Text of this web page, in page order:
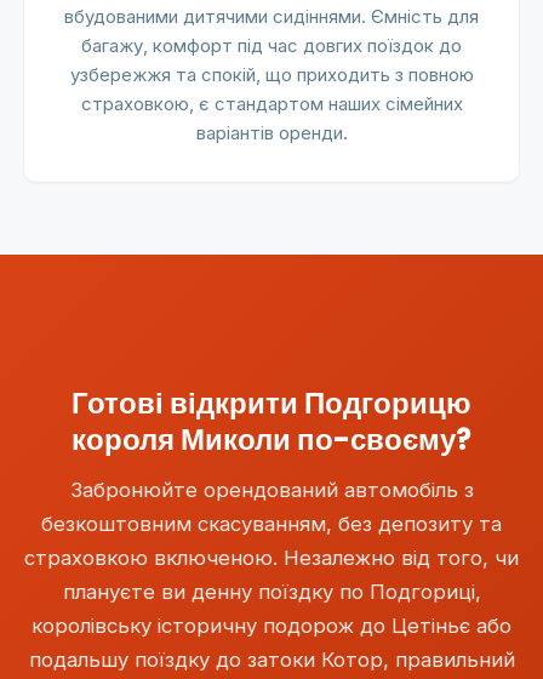
вбудованими дитячими сидіннями. Ємність для
багажу, комфорт під час довгих поїздок до
узбережжя та спокій, що приходить з повною
страховкою, є стандартом наших сімейних
варіантів оренди.
Готові відкрити Подгорицю
короля Миколи по-своєму?
Забронюйте орендований автомобіль з
безкоштовним скасуванням, без депозиту та
страховкою включеною. Незалежно від того, чи
плануєте ви денну поїздку по Подгориці,
королівську історичну подорож до Цетіньє або
подальшу поїздку до затоки Котор, правильний